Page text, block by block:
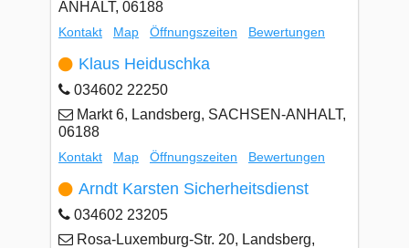
ANHALT, 06188
Kontakt Map Öffnungszeiten Bewertungen
Klaus Heiduschka
034602 22250
Markt 6, Landsberg, SACHSEN-ANHALT,
06188
Kontakt Map Öffnungszeiten Bewertungen
Arndt Karsten Sicherheitsdienst
034602 23205
Rosa-Luxemburg-Str. 20, Landsberg,